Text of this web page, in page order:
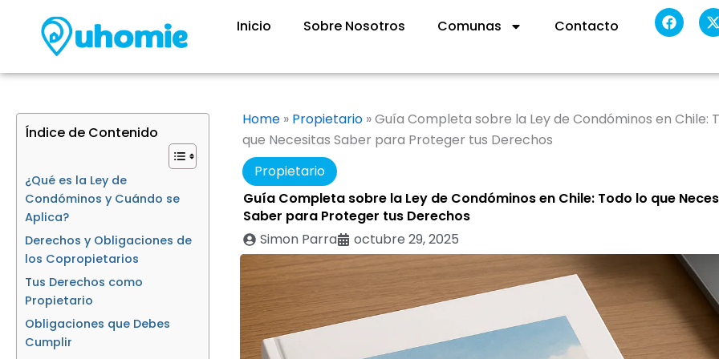
contenido
Inicio Sobre Nosotros Comunas Contacto
F
a
c
b
k
-
t
i
r
Índice de Contenido
¿Qué es la Ley de
Condóminos y Cuándo se
Aplica?
Derechos y Obligaciones de
los Copropietarios
Tus Derechos como
Propietario
Obligaciones que Debes
Cumplir
Home» Propietario»Guía Completa sobre la Ley de Condóminos en Chile:
que Necesitas Saber para Proteger tus Derechos
Propietario
Guía Completa sobre la Ley de Condóminos en Chile: Todo lo que
Saber para Proteger tus Derechos
Simon Parra
octubre 29, 2025